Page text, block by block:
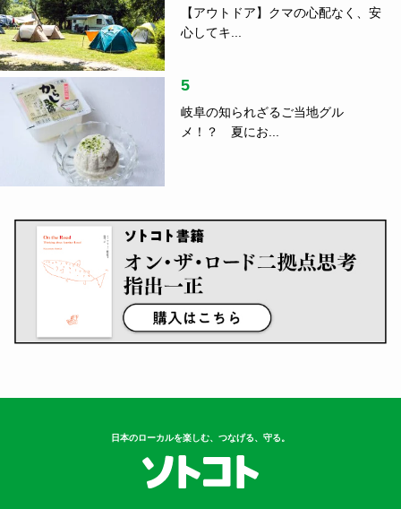
【アウトドア】クマの心配なく、安
心してキ...
5
岐阜の知られざるご当地グル
メ！？ 夏にお...
日本のローカルを楽しむ、つなげる、守る。